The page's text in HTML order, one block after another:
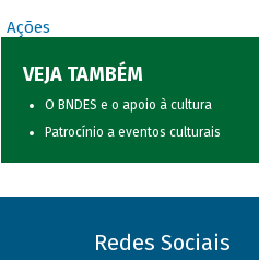
Ações
VEJA TAMBÉM
O BNDES e o apoio à cultura
Patrocínio a eventos culturais
Redes Sociais